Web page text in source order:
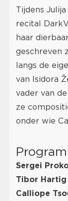
Tijdens
recital
haar
geschreven
langs de
van Isidora
vader van
ze
onder wie
Sergei
Tibor Hartig
Calliope